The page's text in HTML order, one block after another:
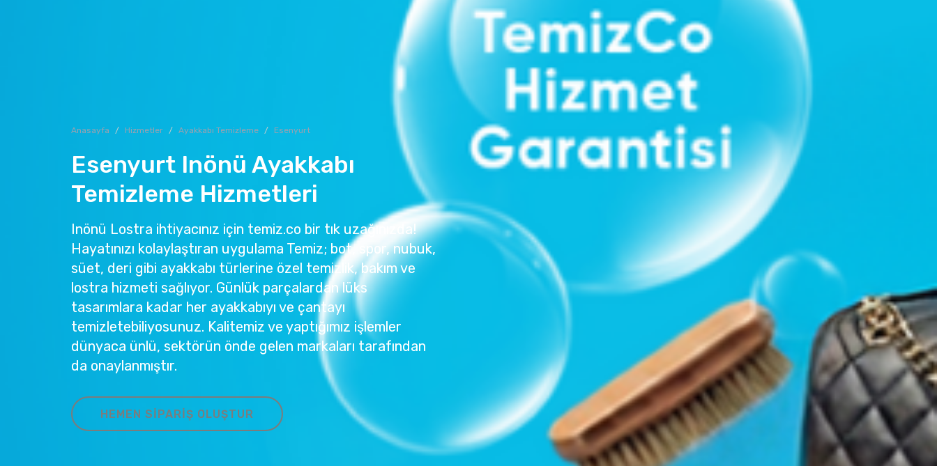
Anasayfa Hizmetler Ayakkabı Temizleme Esenyurt
Esenyurt Inönü Ayakkabı
Temizleme Hizmetleri
Inönü Lostra ihtiyacınız için temiz.co bir tık uzağınızda!
Hayatınızı kolaylaştıran uygulama Temiz; bot, spor, nubuk,
süet, deri gibi ayakkabı türlerine özel temizlik, bakım ve
lostra hizmeti sağlıyor. Günlük parçalardan lüks
tasarımlara kadar her ayakkabıyı ve çantayı
temizletebiliyosunuz. Kalitemiz ve yaptığımız işlemler
dünyaca ünlü, sektörün önde gelen markaları tarafından
da onaylanmıştır.
HEMEN SIPARIŞ OLUŞTUR